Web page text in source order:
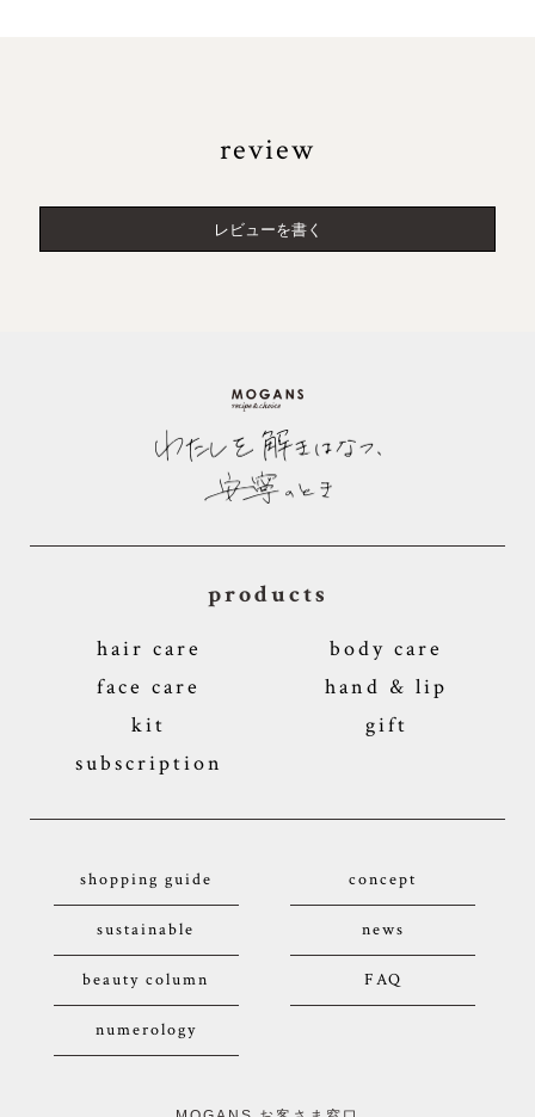
review
レビューを書く
products
hair care
body care
face care
hand & lip
kit
gift
subscription
shopping guide concept
sustainable news
beauty column FAQ
numerology